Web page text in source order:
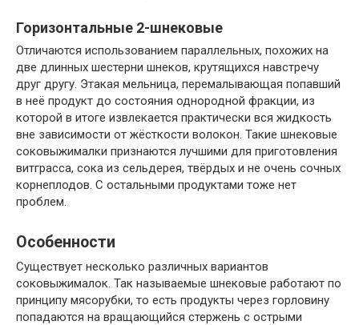
Горизонтальные 2-шнековые
Отличаются использованием параллельных, похожих на
две длинных шестерни шнеков, крутящихся навстречу
друг другу. Этакая мельница, перемалывающая попавший
в неё продукт до состояния однородной фракции, из
которой в итоге извлекается практически вся жидкость
вне зависимости от жёсткости волокон. Такие шнековые
соковыжималки признаются лучшими для приготовления
витграсса, сока из сельдерея, твёрдых и не очень сочных
корнеплодов. С остальными продуктами тоже нет
проблем.
Особенности
Существует несколько различных вариантов
соковыжималок. Так называемые шнековые работают по
принципу мясорубки, то есть продукты через горловину
попадаются на вращающийся стержень с острыми